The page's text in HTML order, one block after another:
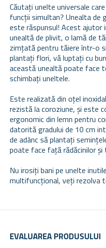
Căutați unelte universale
funcții simultan? Unealta de
este răspunsul! Acest ajutor
unealtă de plivit, o lamă de
zimțată pentru tăiere într-o
plantați flori, vă luptați cu
această unealtă poate face
schimbați uneltele.
Este realizată din oțel
rezistă la coroziune, și este
ergonomic din lemn pentru
datorită gradului de 10 cm
de adânc să plantați
poate face față rădăcinilor și
Nu irosiți bani pe unelte
multifuncțional, veți rezolva
EVALUAREA PRODUSULUI